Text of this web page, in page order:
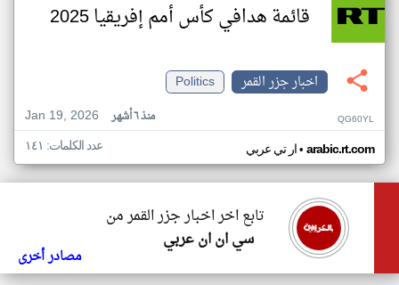
قائمة هدافي كأس أمم إفريقيا 2025
اخبار جزر القمر
Politics
Jan 19, 2026
منذ ٦ أشهر QG60YL
ار تي عربي• arabic.rt.com عدد الكلمات: ١٤١
تابع اخر اخبار جزر القمر من
سي ان ان عربي
مصادر أخرى